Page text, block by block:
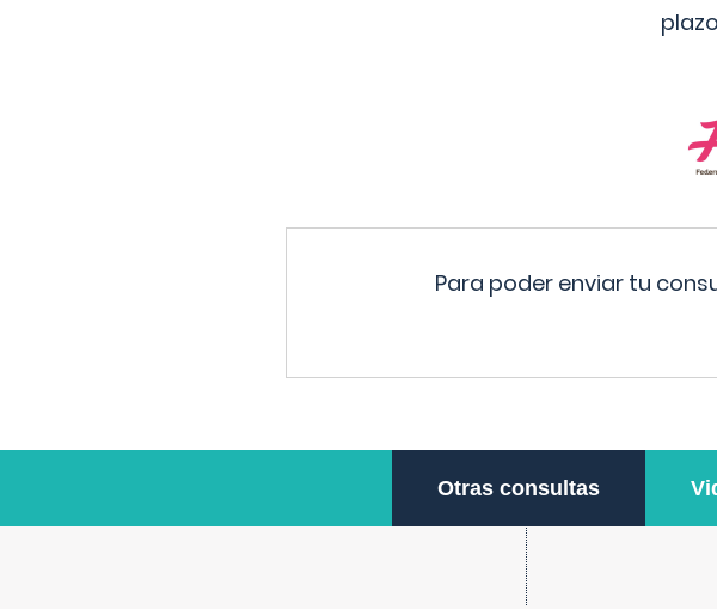
Para poder enviar tu
Otras consultas